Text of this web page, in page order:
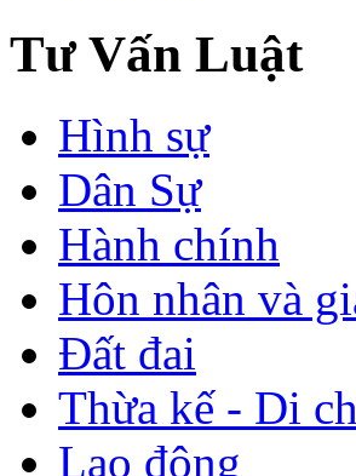
Tư Vấn Luật
Hình sự
Dân Sự
Hành chính
Hôn nhân và
Đất đai
Thừa kế - Di
Lao động